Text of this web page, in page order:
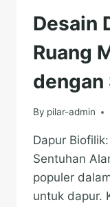
Desain
Ruang
dengan
By pilar-admin
Dapur
Sentuhan
populer
untuk dapur.